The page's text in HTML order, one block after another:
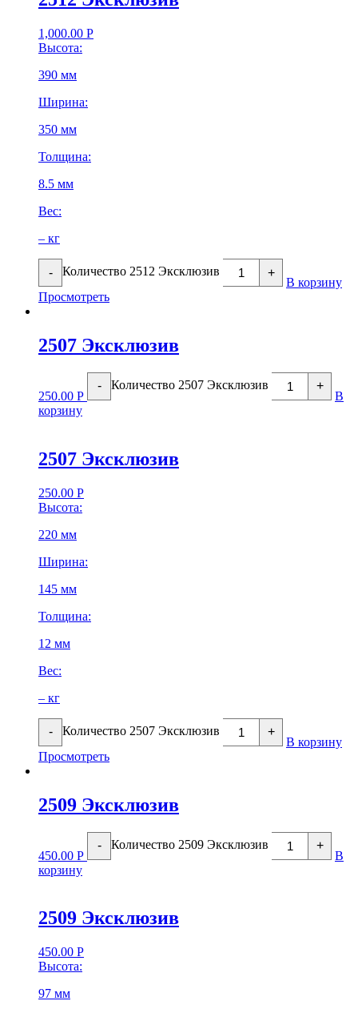
1,000.00 Р
Высота:
390 мм
Ширина:
350 мм
Толщина:
8.5 мм
Вес:
– кг
- Количество 2512 Эксклюзив +
В корзину
Просмотреть
2507 Эксклюзив
250.00 Р
- Количество 2507 Эксклюзив +
В
корзину
2507 Эксклюзив
250.00 Р
Высота:
220 мм
Ширина:
145 мм
Толщина:
12 мм
Вес:
– кг
- Количество 2507 Эксклюзив +
В корзину
Просмотреть
2509 Эксклюзив
450.00 Р
- Количество 2509 Эксклюзив +
В
корзину
2509 Эксклюзив
450.00 Р
Высота:
97 мм